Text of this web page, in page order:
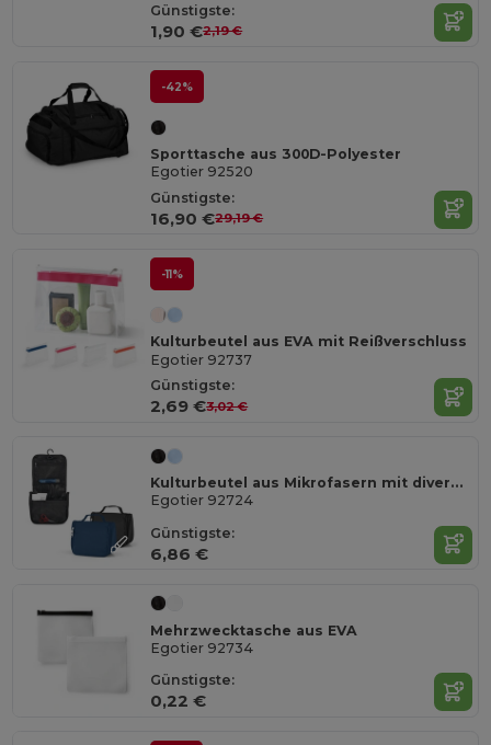
Günstigste:
1,90 €2,19 €
-42%
Sporttasche aus 300D-Polyester
Egotier 92520
Günstigste:
16,90 €29,19 €
-11%
Kulturbeutel aus EVA mit Reißverschluss
Egotier 92737
Günstigste:
2,69 €3,02 €
Kulturbeutel aus Mikrofasern mit diversen Taschen
Egotier 92724
Günstigste:
6,86 €
Mehrzwecktasche aus EVA
Egotier 92734
Günstigste:
0,22 €